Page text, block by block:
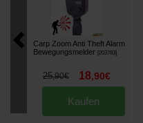
Carp Zoom Anti Theft Alarm
Bewegungsmelder [203783]
25,90€ 18,90€
Kaufen